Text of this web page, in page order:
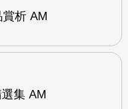
析 AM
集 AM